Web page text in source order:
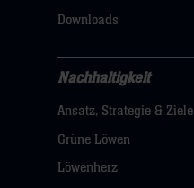
klicken
hier
Downloads
Nachhaltigkeit
Navigation
öffnen,
dann
Nachhaltigkeit
Ansatz, Strategie & Ziele
Grüne Löwen
Löwenherz